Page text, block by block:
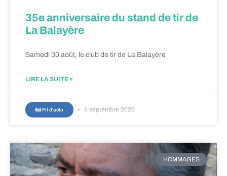
35e anniversaire du stand de tir de
La Balayère
Samedi 30 août, le club de tir de La Balayère
LIRE LA SUITE »
Fil d'actu 6 septembre 2025
HOMMAGES